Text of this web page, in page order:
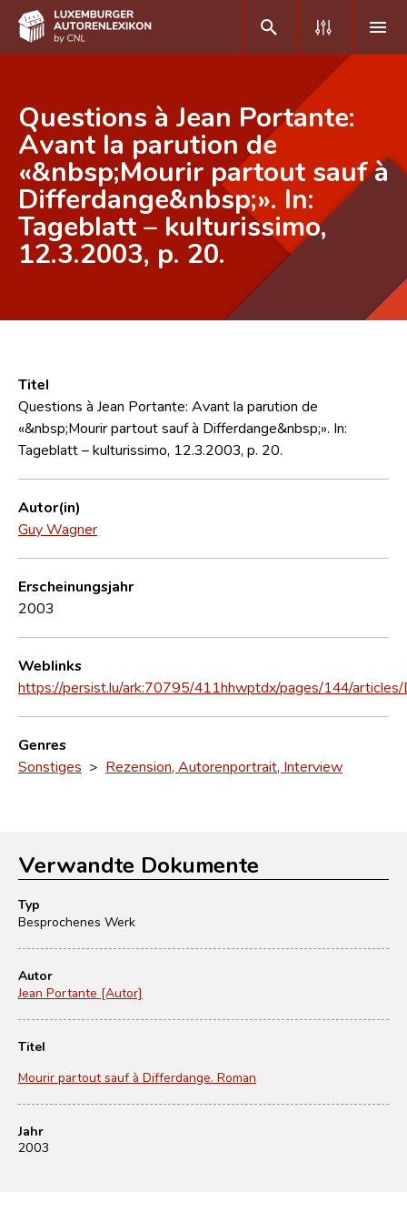
DE FR
Home
Autor(inn)en A-Z
Erweiterte Suche
CNL
Kontakt
Questions à Jean Portante:
Avant la parution de
«&nbsp;Mourir partout sauf à
Differdange&nbsp;». In:
Tageblatt – kulturissimo,
12.3.2003, p. 20.
Titel
Questions à Jean Portante: Avant la parution de
«&nbsp;Mourir partout sauf à Differdange&nbsp;». In:
Tageblatt – kulturissimo, 12.3.2003, p. 20.
Autor(in)
Guy Wagner
Erscheinungsjahr
2003
Weblinks
https://persist.lu/ark:70795/411hhwptdx/pages/144/
Genres
Sonstiges > Rezension, Autorenportrait, Interview
Verwandte Dokumente
Typ
Besprochenes Werk
Autor
Jean Portante [Autor]
Titel
Mourir partout sauf à Differdange. Roman
Jahr
2003